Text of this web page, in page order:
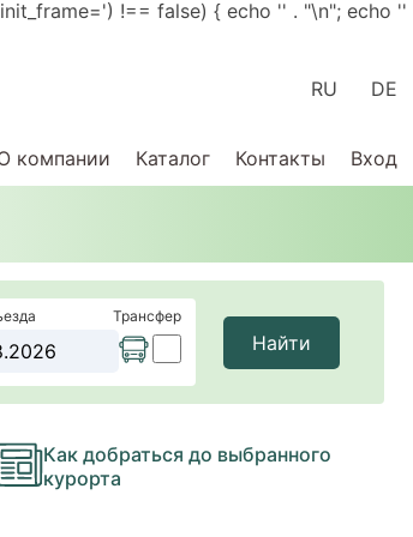
!== false) { echo '' . "\n"; echo ''
RU DE
компании Каталог Контакты Вход
Трансфер
Найти
Как добраться до выбранного
курорта